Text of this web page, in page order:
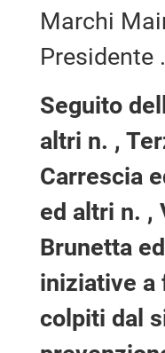
Marchi
Presidente
Seguito
altri n. ,
Carrescia
ed altri n. ,
Brunetta
iniziative a
colpiti dal